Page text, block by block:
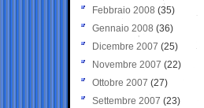
Febbraio 2008 (35)
Gennaio 2008 (36)
Dicembre 2007 (25)
Novembre 2007 (22)
Ottobre 2007 (27)
Settembre 2007 (23)